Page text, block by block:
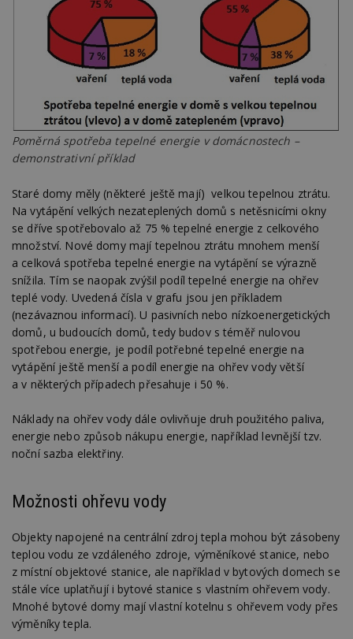
Poměrná spotřeba tepelné energie v domácnostech –
demonstrativní příklad
Staré domy měly (některé ještě mají) velkou tepelnou ztrátu.
Na vytápění velkých nezateplených domů s netěsnicími okny
se dříve spotřebovalo až 75 % tepelné energie z celkového
množství. Nové domy mají tepelnou ztrátu mnohem menší
a celková spotřeba tepelné energie na vytápění se výrazně
snížila. Tím se naopak zvýšil podíl tepelné energie na ohřev
teplé vody. Uvedená čísla v grafu jsou jen příkladem
(nezávaznou informací). U pasivních nebo nízkoenergetických
domů, u budoucích domů, tedy budov s téměř nulovou
spotřebou energie, je podíl potřebné tepelné energie na
vytápění ještě menší a podíl energie na ohřev vody větší
a v některých případech přesahuje i 50 %.
Náklady na ohřev vody dále ovlivňuje druh použitého paliva,
energie nebo způsob nákupu energie, například levnější tzv.
noční sazba elektřiny.
Možnosti ohřevu vody
Objekty napojené na centrální zdroj tepla mohou být zásobeny
teplou vodu ze vzdáleného zdroje, výměníkové stanice, nebo
z místní objektové stanice, ale například v bytových domech se
stále více uplatňují i bytové stanice s vlastním ohřevem vody.
Mnohé bytové domy mají vlastní kotelnu s ohřevem vody přes
výměníky tepla.